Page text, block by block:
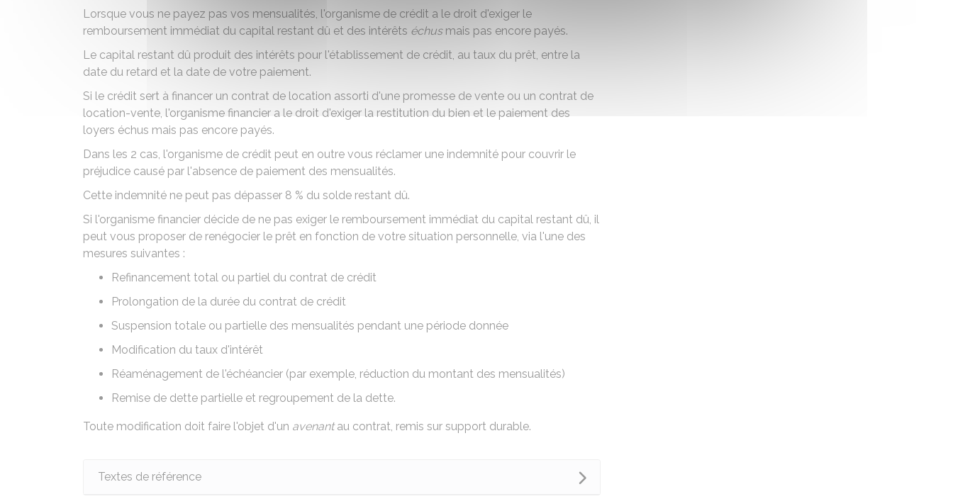
Lorsque vous ne payez pas vos mensualités, l'organisme de crédit a le droit d'exiger le
remboursement immédiat du capital restant dû et des intérêts échusmais pas encore payés.
Le capital restant dû produit des intérêts pour l'établissement de crédit, au taux du prêt, entre la
date du retard et la date de votre paiement.
Si le crédit sert à financer un contrat de location assorti d'une promesse de vente ou un contrat de
location-vente, l'organisme financier a le droit d'exiger la restitution du bien et le paiement des
loyers échus mais pas encore payés.
Dans les 2 cas, l'organisme de crédit peut en outre vous réclamer une indemnité pour couvrir le
préjudice causé par l'absence de paiement des mensualités.
Cette indemnité ne peut pas dépasser 8 % du solde restant dû.
Si l'organisme financier décide de ne pas exiger le remboursement immédiat du capital restant dû, il
peut vous proposer de renégocier le prêt en fonction de votre situation personnelle, via l'une des
mesures suivantes :
Refinancement total ou partiel du contrat de crédit
Prolongation de la durée du contrat de crédit
Suspension totale ou partielle des mensualités pendant une période donnée
Modification du taux d'intérêt
Réaménagement de l'échéancier (par exemple, réduction du montant des mensualités)
Remise de dette partielle et regroupement de la dette.
Toute modification doit faire l'objet d'un avenantau contrat, remis sur support durable.
Textes de référence